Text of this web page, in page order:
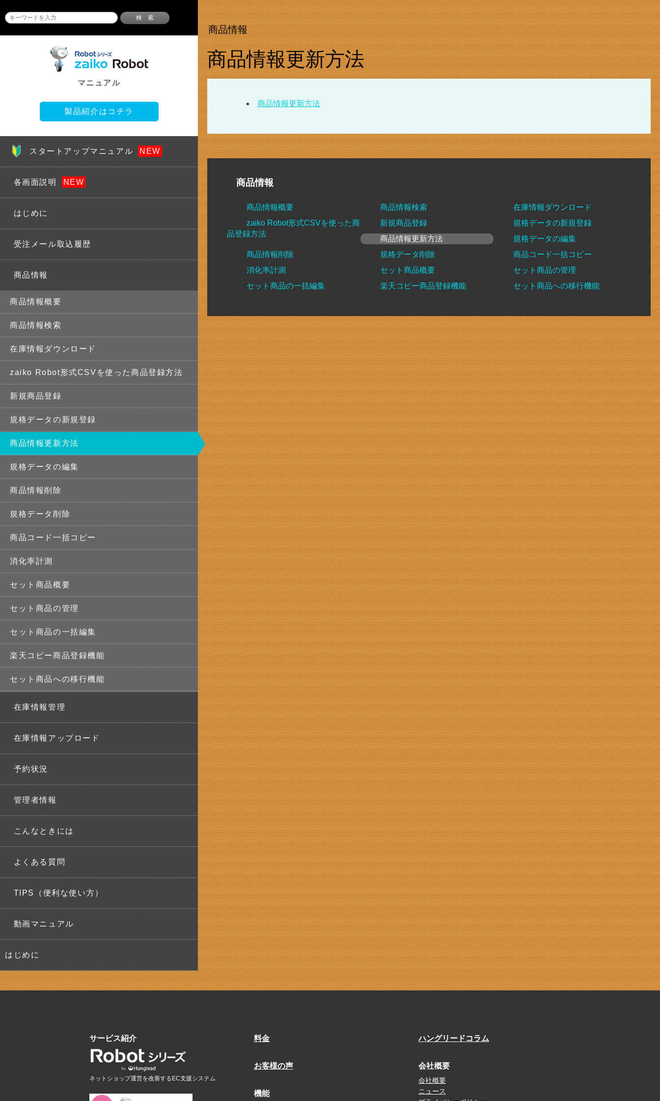
商品情報
商品情報更新方法
商品情報更新方法
商品情報
商品情報概要 商品情報検索
在庫情報ダウンロード
zaiko Robot形式CSVを使った商
品登録方法
新規商品登録
規格データの新規登録
商品情報更新方法
規格データの編集
商品情報削除
規格データ削除
商品コード一括コピー
消化率計測
セット商品概要
セット商品の管理
セット商品の一括編集
楽天コピー商品登録機能 セット商品への移行機能
検 索
マニュアル
製品紹介はコチラ
スタートアップマニュアル
各画面説明
はじめに
受注メール取込履歴
商品情報
商品情報概要
商品情報検索
在庫情報ダウンロード
zaiko Robot形式CSVを使った商品登録方法
新規商品登録
規格データの新規登録
商品情報更新方法
規格データの編集
商品情報削除
規格データ削除
商品コード一括コピー
消化率計測
セット商品概要
セット商品の管理
セット商品の一括編集
楽天コピー商品登録機能
セット商品への移行機能
在庫情報管理
在庫情報アップロード
予約状況
管理者情報
こんなときには
よくある質問
TIPS（便利な使い方）
動画マニュアル
はじめに
サービス紹介
ネットショップ運営を改善するEC支援システム
料金
お客様の声
機能
ハングリードコラム
会社概要
会社概要
ニュース